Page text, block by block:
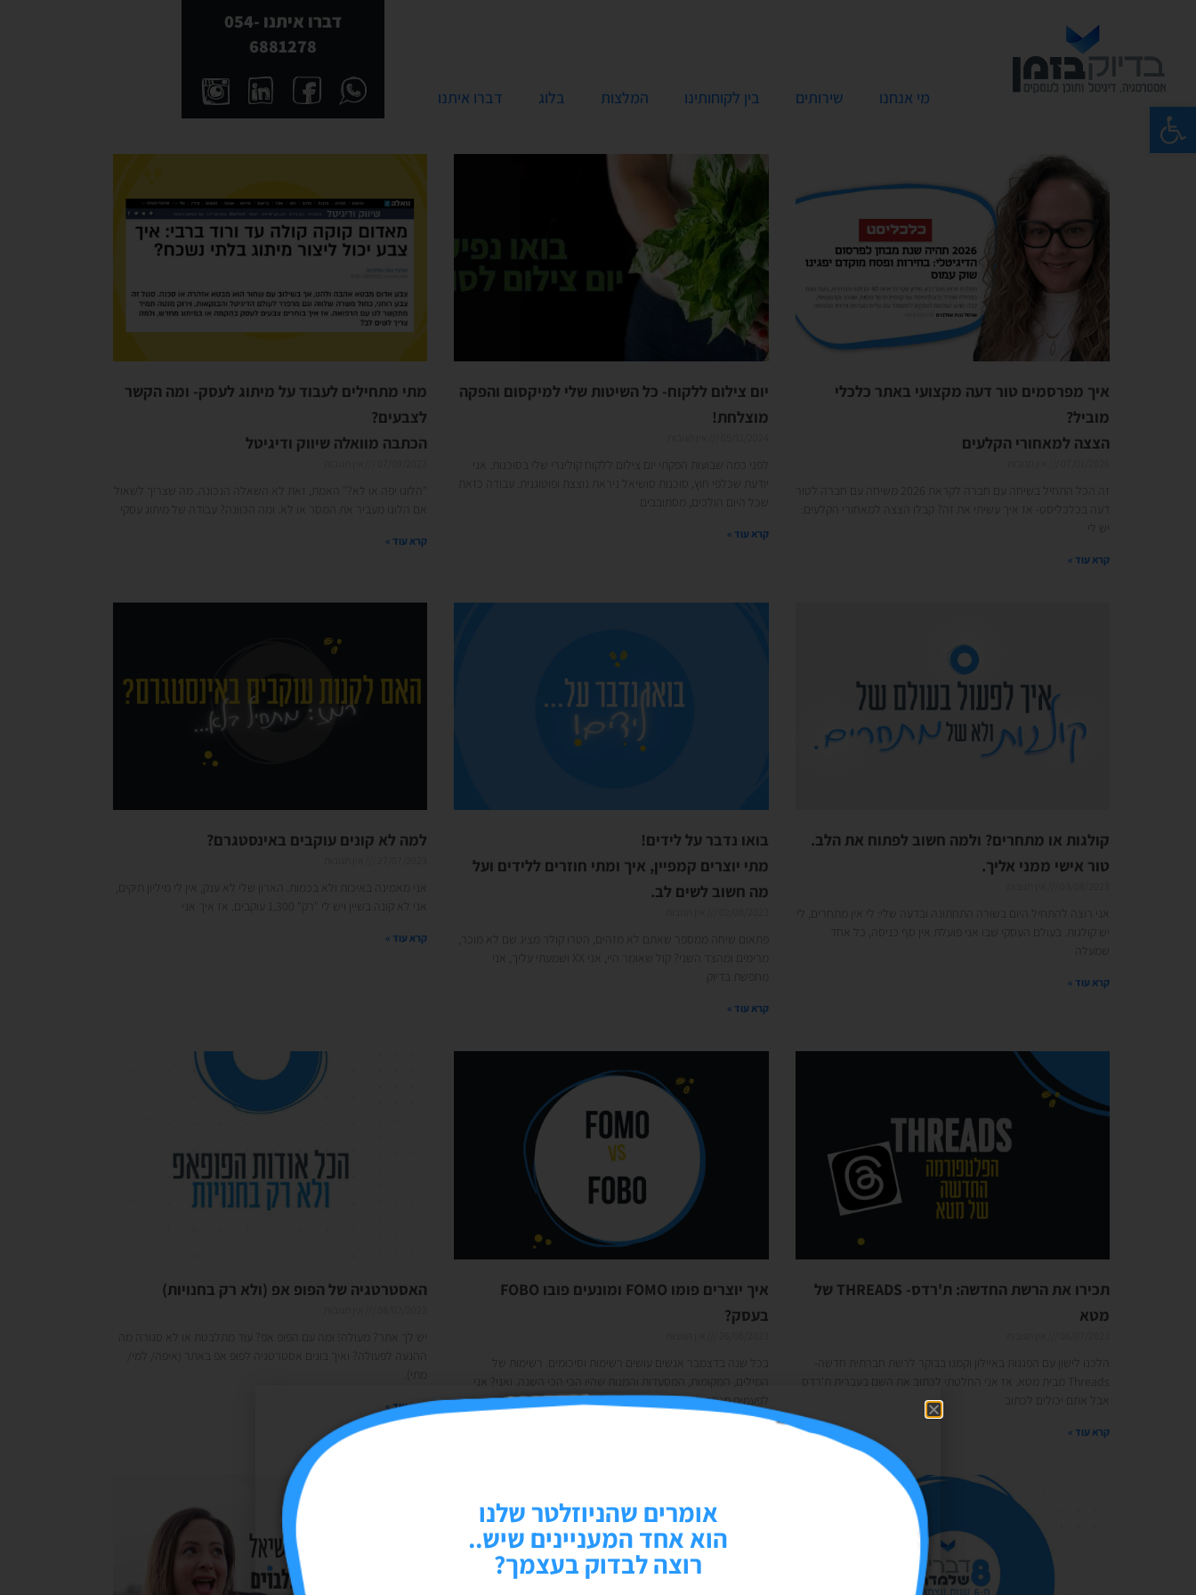
פתח סרגל נגישות מי אנחנו שירותים בין לקוחותינו המלצות בלוג דברו איתנו
דברו איתנו 054-
6881278
איך מפרסמים טור דעה מקצועי באתר כלכלי
מוביל?
הצצה למאחורי הקלעים
זה הכל התחיל בשיחה עם חברה לקראת 2026 משיחה עם חברה לטור
דעה בכלכליסט- אז איך עשיתי את זה? קבלו הצצה למאחורי הקלעים:
יש לי
קרא עוד »
יום צילום ללקוח- כל השיטות שלי למיקסום והפקה
מוצלחת!
לפני כמה שבועות הפקתי יום צילום ללקוח קולינרי שלי בסוכנות. אני
יודעת שכלפי חוץ, סוכנות סושיאל ניראת נוצצת ופוטוגנית. עבודה כזאת
שכל היום הולכים, מסתובבים
קרא עוד »
מתי מתחילים לעבוד על מיתוג לעסק- ומה הקשר
לצבעים?
הכתבה מוואלה שיווק ודיגיטל
"הלוגו יפה או לא?" האמת, זאת לא השאלה הנכונה. מה שצריך לשאול
אם הלוגו מעביר את המסר או לא. ומה הכוונה? עבודה של מיתוג עסקי
קרא עוד »
קולגות או מתחרים? ולמה חשוב לפתוח את הלב.
טור אישי ממני אליך.
אני רוצה להתחיל היום בשורה התחתונה ובדעה שלי: לי אין מתחרים, לי
יש קולגות. בעולם העסקי שבו אני פועלת אין סף כניסה, כל אחד
שמעלה
קרא עוד »
בואו נדבר על לידים!
מתי יוצרים קמפיין, איך ומתי חוזרים ללידים ועל
מה חשוב לשים לב.
פתאום שיחה ממספר שאתם לא מזהים, הטרו קולר מציג שם לא מוכר,
מרימים ומהצד השני? קול שאומר היי, אני XX ושמעתי עליך, אני
מחפשת בדיוק
קרא עוד »
למה לא קונים עוקבים באינסטגרם?
אני מאמינה באיכות ולא בכמות. הארון שלי לא ענק, אין לי מיליון תיקים,
אני לא קונה בשיין ויש לי "רק" 1,300 עוקבים. אז איך אני
קרא עוד »
תכירו את הרשת החדשה: ת'רדס- THREADS של
מטא
הלכנו לישון עם הפגנות באיילון וקמנו בבוקר לרשת חברתית חדשה-
Threads מבית מטא. אז אני החלטתי לכתוב את השם בעברית ת'רדס
אבל אתם יכולים לכתוב
קרא עוד »
איך יוצרים פומו FOMO ומונעים פובו FOBO
בעסק?
בכל שנה בדצמבר אנשים עושים רשימות וסיכומים. רשימות של
המילים, המקומות, המסעדות והמנות שהיו הכי הכי השנה. ואני? אני
לפעמים מנסה לשוט נגד הזרם ובמקום לחכות
האסטרטגיה של הפופ אפ (ולא רק בחנויות)
יש לך אתר? מעולה! ומה עם הפופ אפ? עוד מתלבטת או לא סגורה מה
ההנעה לפעולה? ואיך בונים אסטרטגיה לפופ אפ באתר (איפה/ למי/
קרא עוד »
אומרים שהניוזלטר שלנו
הוא אחד המעניינים שיש..
רוצה לבדוק בעצמך?